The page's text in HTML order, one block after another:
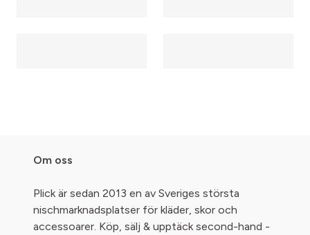
Om oss
Plick är sedan 2013 en av Sveriges största
nischmarknadsplatser för kläder, skor och
accessoarer. Köp, sälj & upptäck second-hand -